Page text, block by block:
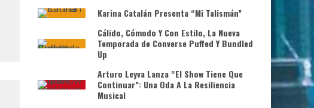
Karina Catalán Presenta “Mi Talismán”
Cálido, Cómodo Y Con Estilo, La Nueva
Temporada de Converse Puffed Y Bundled
Up
Arturo Leyva Lanza “El Show Tiene Que
Continuar”: Una Oda A La Resiliencia
Musical